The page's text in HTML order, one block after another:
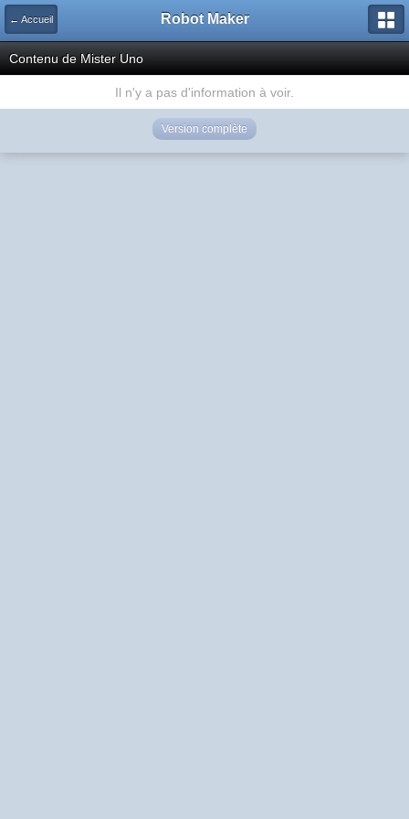
← Accueil Robot Maker
Contenu de Mister Uno
Il n'y a pas d'information à voir.
Version complète